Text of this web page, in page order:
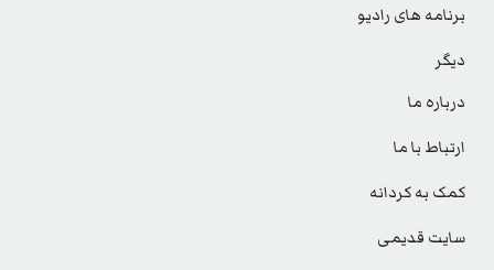
برنامه های رادیو
دیگر
درباره ما
ارتباط با ما
کمک به کردانه
سایت قدیمی